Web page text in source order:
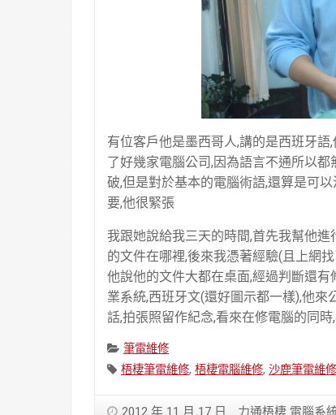
有位客戶他是墨西哥人,講的是西班牙
了好幾家電腦公司,因為語言不通所以
破,但是對於基本的電腦術語,還算是可
要,他很緊張
我跟她說給我三天的時間,首先我幫他
的文件在哪裡,後來我憑著經驗(且上網
他說他的文件大都在桌面,經過判斷還
業系統,西班牙文(還好圖示都一樣),他
話,拍張照留作紀念,看來在修電腦的同
Categories:
筆電維修
Tags:
梧棲筆電維修, 梧棲電腦維修, 沙鹿筆電維修
2012 年 11 月 17 日 力通梧棲 電腦系